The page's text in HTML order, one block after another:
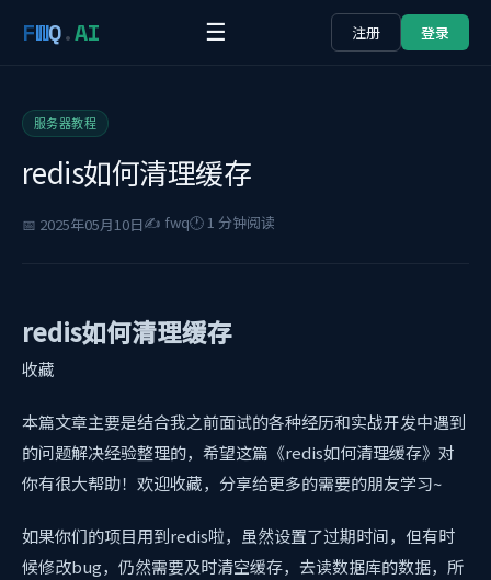
FWQ.AI ☰ 注册 登录
服务器教程
redis如何清理缓存
📅 2025年05月10日✍️ fwq🕐 1 分钟阅读
redis如何清理缓存
收藏
本篇文章主要是结合我之前面试的各种经历和实战开发中遇到
的问题解决经验整理的，希望这篇《redis如何清理缓存》对
你有很大帮助！欢迎收藏，分享给更多的需要的朋友学习~
如果你们的项目用到redis啦，虽然设置了过期时间，但有时
候修改bug，仍然需要及时清空缓存，去读数据库的数据，所